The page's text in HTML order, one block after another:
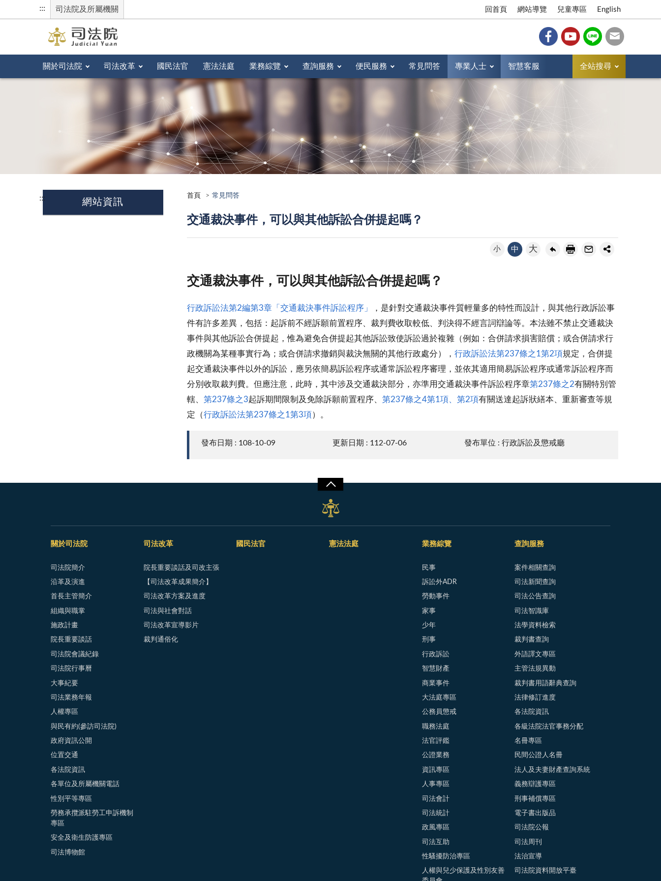
::: 司法院及所屬機關 回首頁 網站導覽 兒童專區 English
關於司法院 司法改革 國民法官 憲法法庭 業務綜覽 查詢服務 便民服務 常見問答 專業人士 智慧客服 全站搜尋
::: 網站資訊
首頁 常見問答
交通裁決事件，可以與其他訴訟合併提起嗎？
小 中 大
交通裁決事件，可以與其他訴訟合併提起嗎？
行政訴訟法第2編第3章「交通裁決事件訴訟程序」
，是針對交通裁決事件質輕量多的特性而設計，與其他行政訴訟事
件有許多差異，包括：起訴前不經訴願前置程序、裁判費收取較低、判決得不經言詞辯論等。本法雖不禁止交通裁決
事件與其他訴訟合併提起，惟為避免合併提起其他訴訟致使訴訟過於複雜（例如：合併請求損害賠償；或合併請求行
政機關為某種事實行為；或合併請求撤銷與裁決無關的其他行政處分）， 行政訴訟法第237條之1第2項規定，合併提
起交通裁決事件以外的訴訟，應另依簡易訴訟程序或通常訴訟程序審理，並依其適用簡易訴訟程序或通常訴訟程序而
分別收取裁判費。但應注意，此時，其中涉及交通裁決部分，亦準用交通裁決事件訴訟程序章第237條之2有關特別管
轄、 第237條之3起訴期間限制及免除訴願前置程序、 第237條之4第1項、第2項有關送達起訴狀繕本、重新審查等規
定（行政訴訟法第237條之1第3項）。
發布日期 : 108-10-09 更新日期 : 112-07-06 發布單位 : 行政訴訟及懲戒廳
關於司法院
司法院簡介
沿革及演進
首長主管簡介
組織與職掌
施政計畫
院長重要談話
司法院會議紀錄
司法院行事曆
大事紀要
司法業務年報
人權專區
與民有約(參訪司法院)
政府資訊公開
位置交通
各法院資訊
各單位及所屬機關電話
性別平等專區
勞務承攬派駐勞工申訴機制
專區
安全及衛生防護專區
司法博物館
司法改革
院長重要談話及司改主張
【司法改革成果簡介】
司法改革方案及進度
司法與社會對話
司法改革宣導影片
裁判通俗化
國民法官 憲法法庭 業務綜覽
民事
訴訟外ADR
勞動事件
家事
少年
刑事
行政訴訟
智慧財產
商業事件
大法庭專區
公務員懲戒
職務法庭
法官評鑑
公證業務
資訊專區
人事專區
司法會計
司法統計
政風專區
司法互助
性騷擾防治專區
人權與兒少保護及性別友善
查詢服務
案件相關查詢
司法新聞查詢
司法公告查詢
司法智識庫
法學資料檢索
裁判書查詢
外語譯文專區
主管法規異動
裁判書用語辭典查詢
法律修訂進度
各法院資訊
各級法院法官事務分配
名冊專區
民間公證人名冊
法人及夫妻財產查詢系統
義務辯護專區
刑事補償專區
電子書出版品
司法院公報
司法周刊
法治宣導
司法院資料開放平臺